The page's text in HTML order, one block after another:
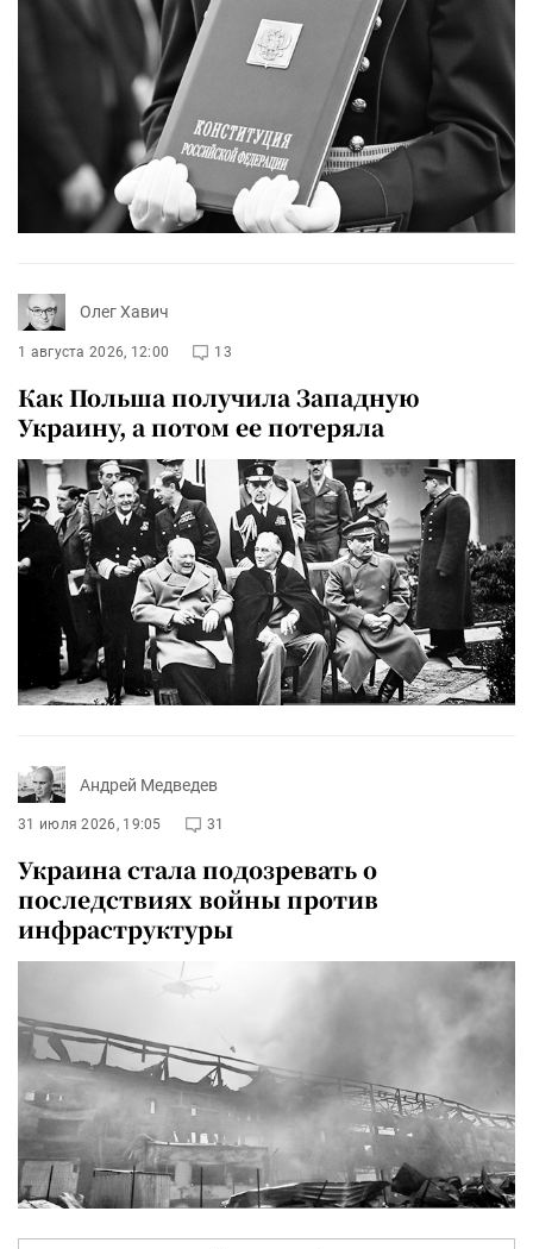
Олег Хавич
1 августа 2026, 12:00 13
Как Польша получила Западную
Украину, а потом ее потеряла
Андрей Медведев
31 июля 2026, 19:05 31
Украина стала подозревать о
последствиях войны против
инфраструктуры